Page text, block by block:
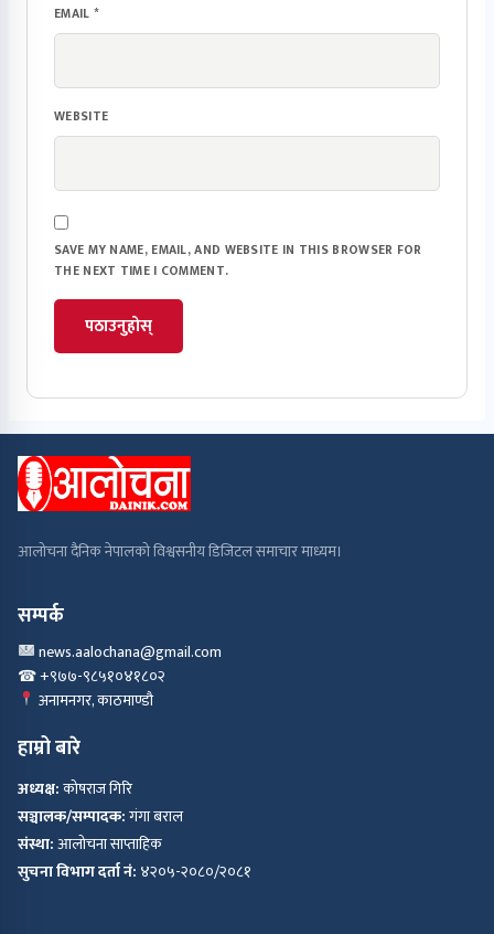
EMAIL *
WEBSITE
SAVE MY NAME, EMAIL, AND WEBSITE IN THIS BROWSER FOR
THE NEXT TIME I COMMENT.
आलोचना दैनिक नेपालको विश्वसनीय डिजिटल समाचार माध्यम।
सम्पर्क
news.aalochana@gmail.com
☎ +९७७-९८५१०४१८०२
अनामनगर, काठमाण्डौ
हाम्रो बारे
अध्यक्ष:कोषराज गिरि
सञ्चालक/सम्पादक:गंगा बराल
संस्था:आलोचना साप्ताहिक
सुचना विभाग दर्ता नं: ४२०५-२०८०/२०८१